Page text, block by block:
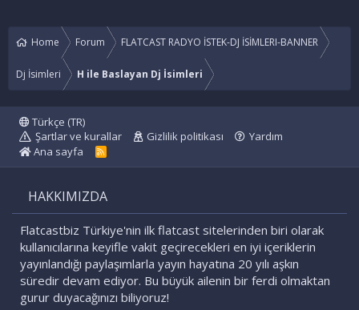
Home Forum FLATCAST RADYO İSTEK-DJ İSİMLERI-BANNER
Dj İsimleri H ile Baslayan Dj İsimleri
Türkçe (TR)
Şartlar ve kurallar
Gizlilik politikası
Yardım
Ana sayfa
R
HAKKIMIZDA
Flatcastbiz Türkiye'nin ilk flatcast sitelerinden biri olarak
kullanıcılarına keyifle vakit geçirecekleri en iyi içeriklerin
yayınlandığı paylaşımlarla yayın hayatına 20 yılı aşkın
süredir devam ediyor. Bu büyük ailenin bir ferdi olmaktan
gurur duyacağınızı biliyoruz!